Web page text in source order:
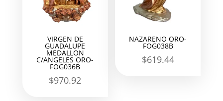
VIRGEN DE
GUADALUPE
MEDALLON
C/ANGELES ORO-
FOG036B
$970.92
NAZARENO ORO-
FOG038B
$619.44